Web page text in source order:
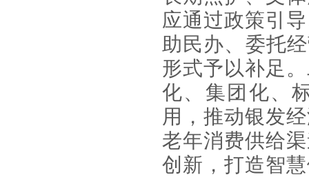
应通过政策引
助民办、委托
形式予以补足
化、集团化、
用，推动银发
老年消费供给
创新，打造智